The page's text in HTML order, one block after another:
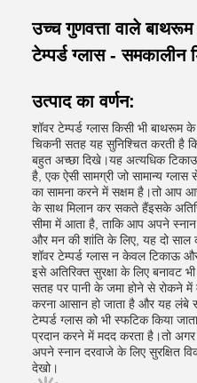
उच्च गुणवत्ता वाले
टेम्पर्ड ग्लास -
उत्पाद का वर्णन:
शॉवर टेम्पर्ड ग्लास किसी भी बाथरूम
चिकनी सतह यह सुनिश्चित करती है
बहुत अच्छा दिखे।यह अत्यधिक टिकाऊ
है, एक ऐसी सामग्री जो सामान्य
का सामना करने में सक्षम है।तो आप
के साथ मिलान कर सकते हैंइसके
सीमा में आता है, ताकि आप अपने
और मन की शांति के लिए, यह दो साल
शॉवर टेम्पर्ड ग्लास न केवल टिकाऊ
इसे अतिरिक्त सुरक्षा के लिए बनावट
सतह पर पानी के जमा होने से रोकने
करना आसान हो जाता है और यह लंबे
टेम्पर्ड ग्लास को भी स्फटिक किया
प्रदान करने में मदद करता है।तो
अपने स्नान दरवाजे के लिए सुरक्षित
देखो।